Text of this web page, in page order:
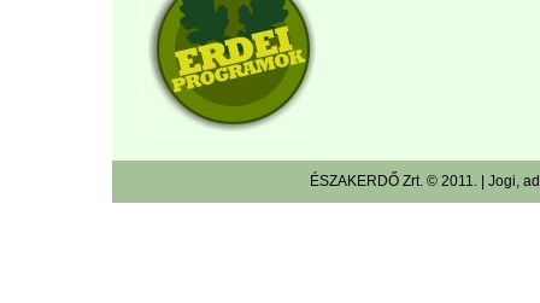
ÉSZAKERDŐ Zrt. © 2011. | Jogi,